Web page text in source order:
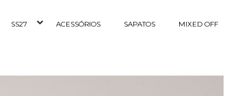
SS27 ACESSÓRIOS SAPATOS MIXED OFF